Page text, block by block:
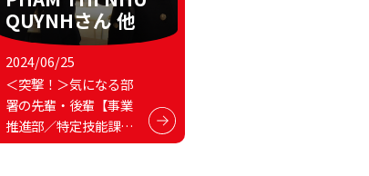
QUYNHさん他
2024/06/25
＜突撃！＞気になる部
署の先輩・後輩【事業
推進部／特定技能課】
～ライクスタッフィン